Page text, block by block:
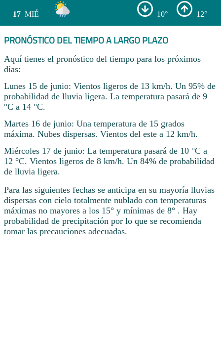
17 MIÉ 10° 12°
PRONÓSTICO DEL TIEMPO A LARGO PLAZO
Aquí tienes el pronóstico del tiempo para los próximos
días:
Lunes 15 de junio: Vientos ligeros de 13 km/h. Un 95% de
probabilidad de lluvia ligera. La temperatura pasará de 9
°C a 14 °C.
Martes 16 de junio: Una temperatura de 15 grados
máxima. Nubes dispersas. Vientos del este a 12 km/h.
Miércoles 17 de junio: La temperatura pasará de 10 °C a
12 °C. Vientos ligeros de 8 km/h. Un 84% de probabilidad
de lluvia ligera.
Para las siguientes fechas se anticipa en su mayoría lluvias
dispersas con cielo totalmente nublado con temperaturas
máximas no mayores a los 15° y mínimas de 8° . Hay
probabilidad de precipitación por lo que se recomienda
tomar las precauciones adecuadas.